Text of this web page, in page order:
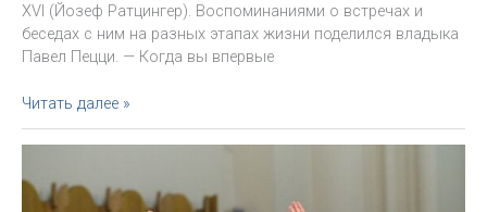
XVI (Йозеф Ратцингер). Воспоминаниями о встречах и
беседах с ним на разных этапах жизни поделился владыка
Павел Пецци. — Когда вы впервые
«Энтузиаст
Христа
и
Папа
Читать далее »